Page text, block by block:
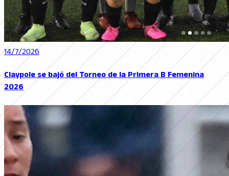
14/7/2026
Claypole se bajó del Torneo de la Primera B Femenina
2026